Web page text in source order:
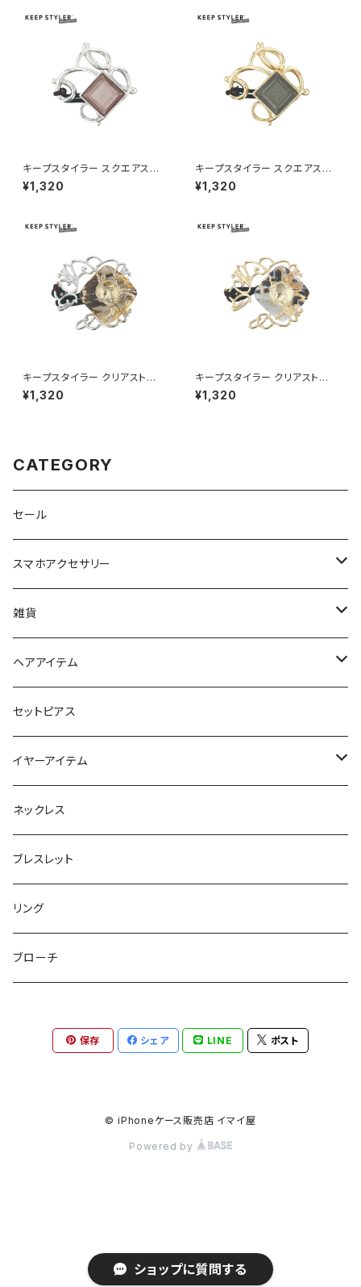
ショップに質問する
キープスタイラー スクエアスト
ーン HHG1187-SV（シルバー）
¥1,320
キープスタイラー スクエアスト
ーン HHG1187-GD（ゴールド）
¥1,320
キープスタイラー クリアストー
ン HHG1186-SV（シルバー）
¥1,320
キープスタイラー クリアストー
ン HHG1186-GD（ゴールド）
¥1,320
CATEGORY
セール
スマホアクセサリー
iPhoneケース
スマホリング＆グリップ
マルチショルダー
雑貨
ポーチ
マチ付きポーチ
フラットポーチ
etc
スマートキーポーチ
チャーム / カラビナ
ウォレット / 財布
トートバッグ
パスケース
ミラー
ハンドタオル
気化冷却スカーフ
ヘアアイテム
静電気軽減ヘアブレスレット
ポニーフック
テールクラッチ
シュシュット
キープスタイラー
ヘアピン
ヘアクリップ
セットピアス
イヤーアイテム
ステンレスピアス
ピアス
イヤリング
セットピアス
イヤーカフ
ネックレス
ブレスレット
リング
ブローチ
保存 シェア LINE ポスト
© iPhoneケース販売店 イマイ屋
Powered by